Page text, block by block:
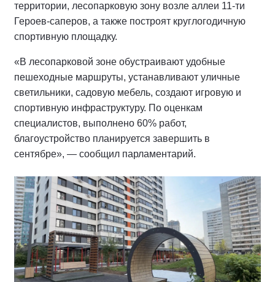
территории, лесопарковую зону возле аллеи 11-ти
Героев-саперов, а также построят круглогодичную
спортивную площадку.
«В лесопарковой зоне обустраивают удобные
пешеходные маршруты, устанавливают уличные
светильники, садовую мебель, создают игровую и
спортивную инфраструктуру. По оценкам
специалистов, выполнено 60% работ,
благоустройство планируется завершить в
сентябре», — сообщил парламентарий.